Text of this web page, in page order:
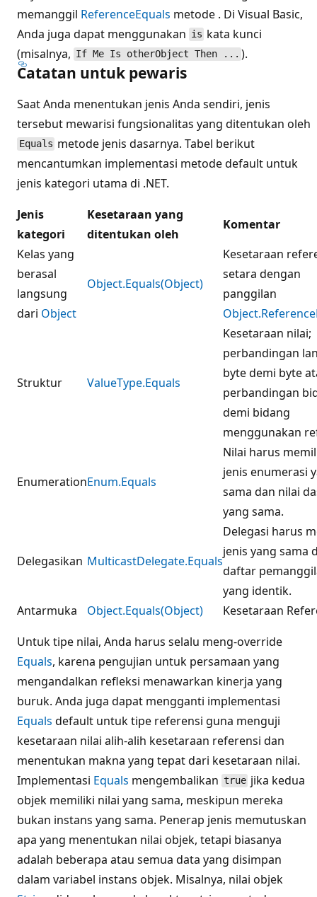
memanggil ReferenceEquals metode . Di Visual Basic,
Anda juga dapat menggunakan is kata kunci
(misalnya, If Me Is otherObject Then ... ).
Catatan untuk pewaris
Saat Anda menentukan jenis Anda sendiri, jenis
tersebut mewarisi fungsionalitas yang ditentukan oleh
Equals metode jenis dasarnya. Tabel berikut
mencantumkan implementasi metode default untuk
jenis kategori utama di .NET.
Jenis
kategori
Kesetaraan yang
ditentukan oleh
Komentar
Kelas yang
berasal
langsung
dari Object
Object.Equals(Object)
Kesetaraan
setara dengan
panggilan
Struktur ValueType.Equals
Kesetaraan nilai;
perbandingan
byte demi byte
perbandingan
demi bidang
menggunakan
EnumerationEnum.Equals
Nilai harus
jenis enumerasi
sama dan nilai
yang sama.
Delegasikan MulticastDelegate.Equals
Delegasi harus
jenis yang sama
daftar
yang identik.
Antarmuka
Object.Equals(Object)
Kesetaraan
Untuk tipe nilai, Anda harus selalu meng-override
Equals, karena pengujian untuk persamaan yang
mengandalkan refleksi menawarkan kinerja yang
buruk. Anda juga dapat mengganti implementasi
Equals default untuk tipe referensi guna menguji
kesetaraan nilai alih-alih kesetaraan referensi dan
menentukan makna yang tepat dari kesetaraan nilai.
Implementasi Equals mengembalikan true jika kedua
objek memiliki nilai yang sama, meskipun mereka
bukan instans yang sama. Penerap jenis memutuskan
apa yang menentukan nilai objek, tetapi biasanya
adalah beberapa atau semua data yang disimpan
dalam variabel instans objek. Misalnya, nilai objek